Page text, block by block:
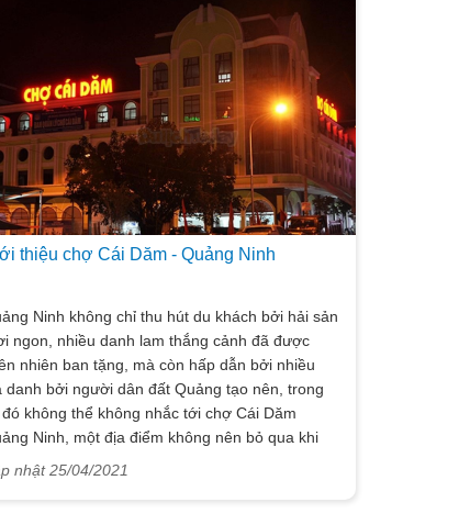
thiệu chợ Cái Dăm - Quảng Ninh
Ninh không chỉ thu hút du khách bởi hải sản
ngon, nhiều danh lam thắng cảnh đã được
nhiên ban tặng, mà còn hấp dẫn bởi nhiều
danh bởi người dân đất Quảng tạo nên, trong
không thể không nhắc tới chợ Cái Dăm
Ninh, một địa điểm không nên bỏ qua khi
vùng đất này.
nhật 25/04/2021